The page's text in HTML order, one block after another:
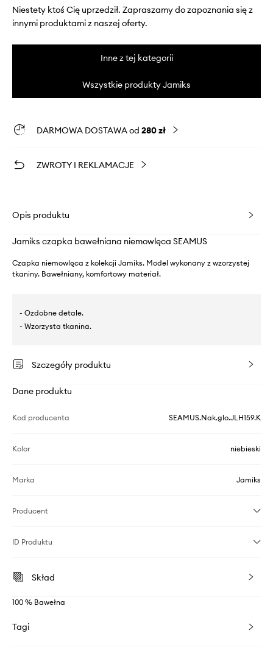
Niestety ktoś Cię uprzedził. Zapraszamy do zapoznania się z
innymi produktami z naszej oferty.
Inne z tej kategorii
Wszystkie produkty Jamiks
DARMOWA DOSTAWA od 280 zł
ZWROTY I REKLAMACJE
Opis produktu
Jamiks czapka bawełniana niemowlęca SEAMUS
Czapka niemowlęca z kolekcji Jamiks. Model wykonany z wzorzystej
tkaniny. Bawełniany, komfortowy materiał.
- Ozdobne detale.
- Wzorzysta tkanina.
Szczegóły produktu
Dane produktu
Kod producenta SEAMUS.Nak.glo.JLH159.K
Kolor niebieski
Marka Jamiks
Producent
ID Produktu
Skład
100 % Bawełna
Tagi